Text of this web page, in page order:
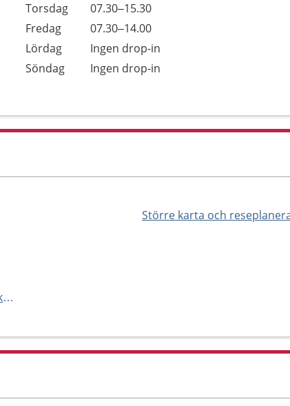
Torsdag
07.30–15.30
Fredag
07.30–14.00
Lördag
Ingen drop-in
Söndag
Ingen drop-in
Större karta och
http://karolinska.se/for-patienter/karolinska-universitetslaboratoriet